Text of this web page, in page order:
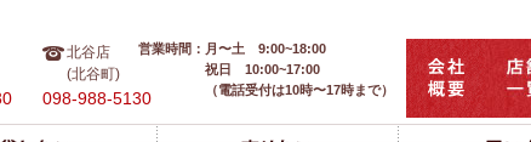
北谷店
(北谷町)
098-988-5130
営業時間： 月〜土 9:00~18:00
祝日 10:00~17:00
（電話受付は10時〜17時まで）